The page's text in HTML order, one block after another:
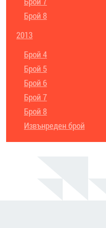
Брой 8
2013
Брой 4
Брой 5
Брой 6
Брой 7
Брой 8
Извънреден брой